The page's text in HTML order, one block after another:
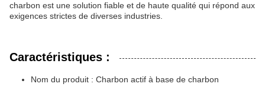
charbon est une solution fiable et de haute qualité qui répond aux
exigences strictes de diverses industries.
Caractéristiques :
Nom du produit : Charbon actif à base de charbon